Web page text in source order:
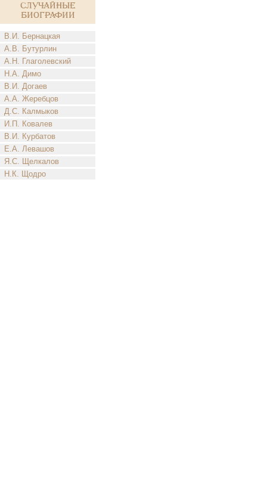
Случайные
биографии
В.И. Бернацкая
А.В. Бутурлин
А.Н. Глаголевский
Н.А. Димо
В.И. Догаев
А.А. Жеребцов
Д.С. Калмыков
И.П. Ковалев
В.И. Курбатов
Е.А. Левашов
Я.С. Щелкалов
Н.К. Щодро